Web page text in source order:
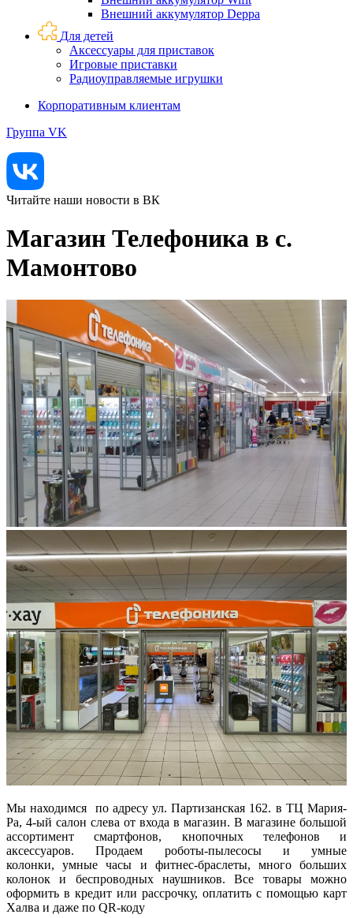
Внешний аккумулятор Deppa
Для детей
Аксессуары для приставок
Игровые приставки
Радиоуправляемые игрушки
Корпоративным клиентам
Группа VK
Читайте наши новости в ВК
Магазин Телефоника в с.
Мамонтово
Мы находимся по адресу ул. Партизанская 162. в ТЦ Мария-
Ра, 4-ый салон слева от входа в магазин. В магазине большой
ассортимент смартфонов, кнопочных телефонов и
аксессуаров. Продаем роботы-пылесосы и умные
колонки, умные часы и фитнес-браслеты, много больших
колонок и беспроводных наушников. Все товары можно
оформить в кредит или рассрочку, оплатить с помощью карт
Халва и даже по QR-коду